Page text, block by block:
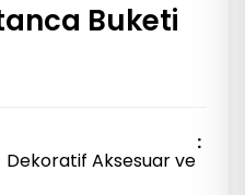
Buketi
Aksesuar ve